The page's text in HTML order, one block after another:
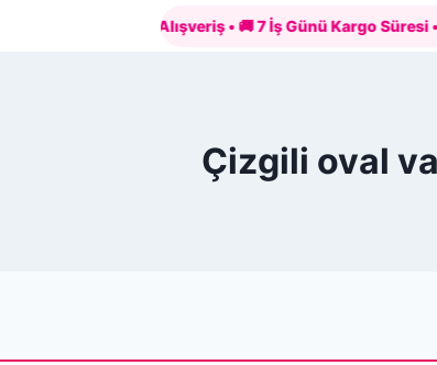
✨ Güvenli Alışveriş • 🚚 7 İş Günü Kargo Süresi • 📞
Çizgili oval